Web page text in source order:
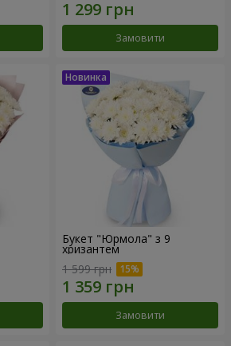
Замовити
Букет "Юрмола" з 9
хризантем
1 599 грн
Замовити